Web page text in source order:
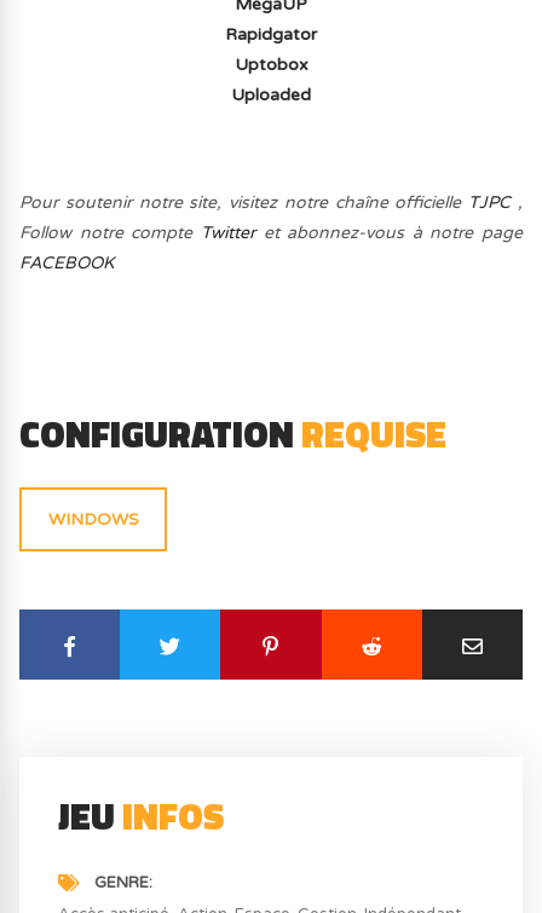
Rapidgator
Uptobox
Uploaded
Pour soutenir notre site, visitez notre chaîne officielle TJPC,
Follow notre compte Twitteret abonnez-vous à notre page
FACEBOOK
CONFIGURATIONREQUISE
WINDOWS
JEUINFOS
GENRE